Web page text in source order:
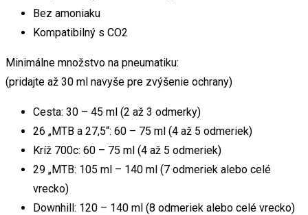
Bez amoniaku
Kompatibilný s CO2
Minimálne množstvo na pneumatiku:
(pridajte až 30 ml navyše pre zvýšenie ochrany)
Cesta: 30 – 45 ml (2 až 3 odmerky)
26 „MTB a 27,5“: 60 – 75 ml (4 až 5 odmeriek)
Kríž 700c: 60 – 75 ml (4 až 5 odmeriek)
29 „MTB: 105 ml – 140 ml (7 odmeriek alebo celé
vrecko)
Downhill: 120 – 140 ml (8 odmeriek alebo celé vrecko)